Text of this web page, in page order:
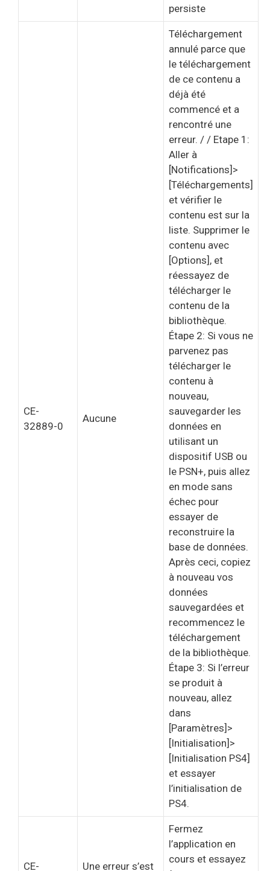
persiste
CE-
32889-0
Aucune
Téléchargement
annulé parce que
le téléchargement
de ce contenu a
déjà été
commencé et a
rencontré une
erreur. / / Etape 1:
Aller à
[Notifications]>
[Téléchargements]
et vérifier le
contenu est sur la
liste. Supprimer le
contenu avec
[Options], et
réessayez de
télécharger le
contenu de la
bibliothèque.
Étape 2: Si vous ne
parvenez pas
télécharger le
contenu à
nouveau,
sauvegarder les
données en
utilisant un
dispositif USB ou
le PSN+, puis allez
en mode sans
échec pour
essayer de
reconstruire la
base de données.
Après ceci, copiez
à nouveau vos
données
sauvegardées et
recommencez le
téléchargement
de la bibliothèque.
Étape 3: Si l’erreur
se produit à
nouveau, allez
dans
[Paramètres]>
[Initialisation]>
[Initialisation PS4]
et essayer
l’initialisation de
PS4.
CE- Une erreur s’est
Fermez
l’application en
cours et essayez